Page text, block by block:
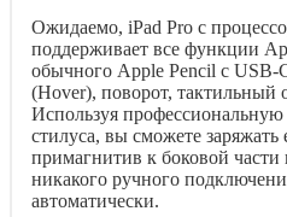
Ожидаемо, iPad Pro с
поддерживает все функции
обычного Apple Pencil с USB-
(Hover), поворот, тактильный
Используя
стилуса, вы сможете заряжать
примагнитив к боковой
никакого ручного
автоматически.